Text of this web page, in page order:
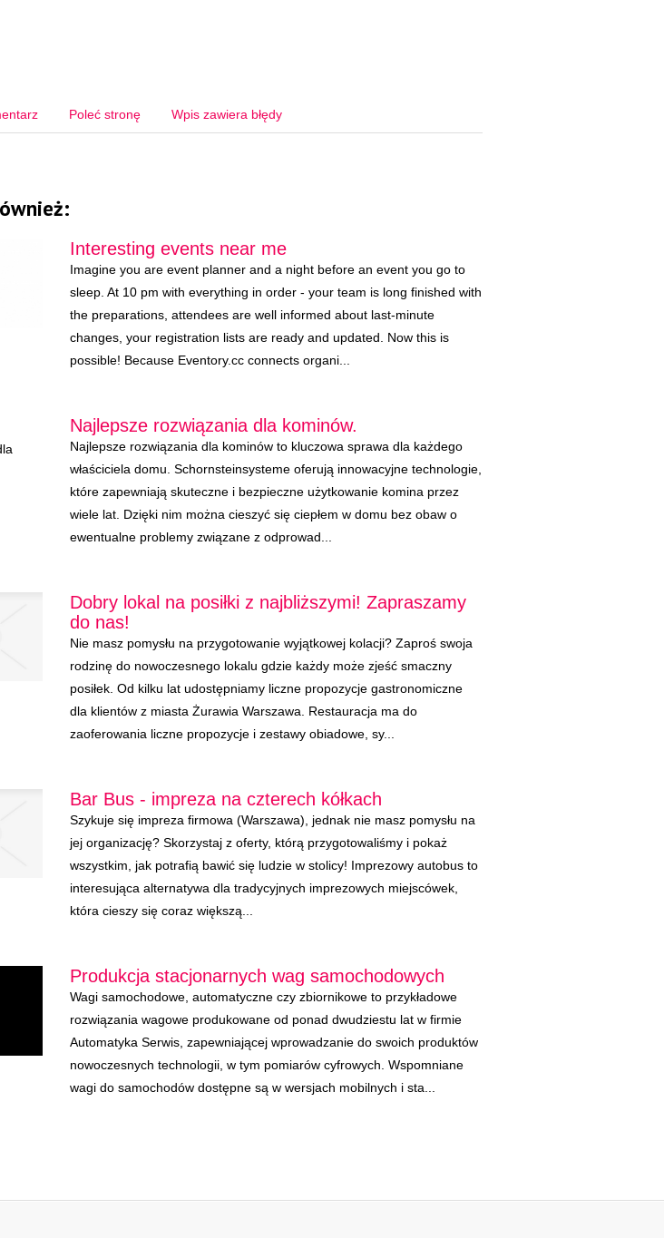
Poleć stronę Wpis zawiera błędy
Interesting events near me
Imagine you are event planner and a night before an event you go to
sleep. At 10 pm with everything in order - your team is long finished with
the preparations, attendees are well informed about last-minute
changes, your registration lists are ready and updated. Now this is
possible! Because Eventory.cc connects organi...
Najlepsze rozwiązania dla kominów.
Najlepsze rozwiązania dla kominów to kluczowa sprawa dla każdego
właściciela domu. Schornsteinsysteme oferują innowacyjne technologie,
które zapewniają skuteczne i bezpieczne użytkowanie komina przez
wiele lat. Dzięki nim można cieszyć się ciepłem w domu bez obaw o
ewentualne problemy związane z odprowad...
Dobry lokal na posiłki z najbliższymi! Zapraszamy
do nas!
Nie masz pomysłu na przygotowanie wyjątkowej kolacji? Zaproś swoja
rodzinę do nowoczesnego lokalu gdzie każdy może zjeść smaczny
posiłek. Od kilku lat udostępniamy liczne propozycje gastronomiczne
dla klientów z miasta Żurawia Warszawa. Restauracja ma do
zaoferowania liczne propozycje i zestawy obiadowe, sy...
Bar Bus - impreza na czterech kółkach
Szykuje się impreza firmowa (Warszawa), jednak nie masz pomysłu na
jej organizację? Skorzystaj z oferty, którą przygotowaliśmy i pokaż
wszystkim, jak potrafią bawić się ludzie w stolicy! Imprezowy autobus to
interesująca alternatywa dla tradycyjnych imprezowych miejscówek,
która cieszy się coraz większą...
Produkcja stacjonarnych wag samochodowych
Wagi samochodowe, automatyczne czy zbiornikowe to przykładowe
rozwiązania wagowe produkowane od ponad dwudziestu lat w firmie
Automatyka Serwis, zapewniającej wprowadzanie do swoich produktów
nowoczesnych technologii, w tym pomiarów cyfrowych. Wspomniane
wagi do samochodów dostępne są w wersjach mobilnych i sta...